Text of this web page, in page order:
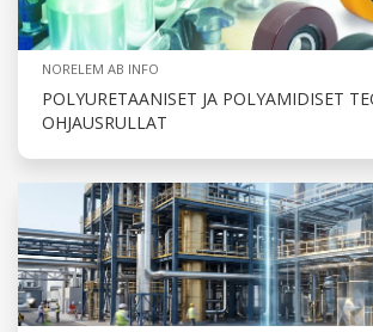
NORELEM AB INFO
POLYURETAANISET JA POLYAMIDISET
OHJAUSRULLAT